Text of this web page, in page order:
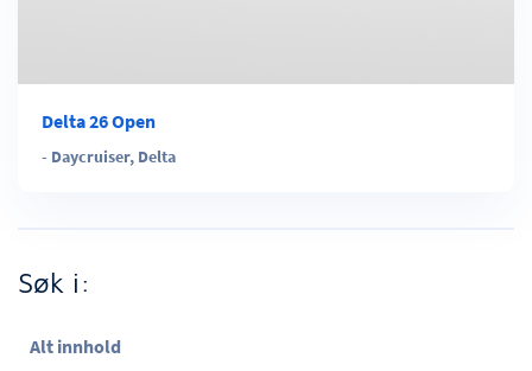
Delta 26 Open
- Daycruiser, Delta
Søk i:
Alt innhold